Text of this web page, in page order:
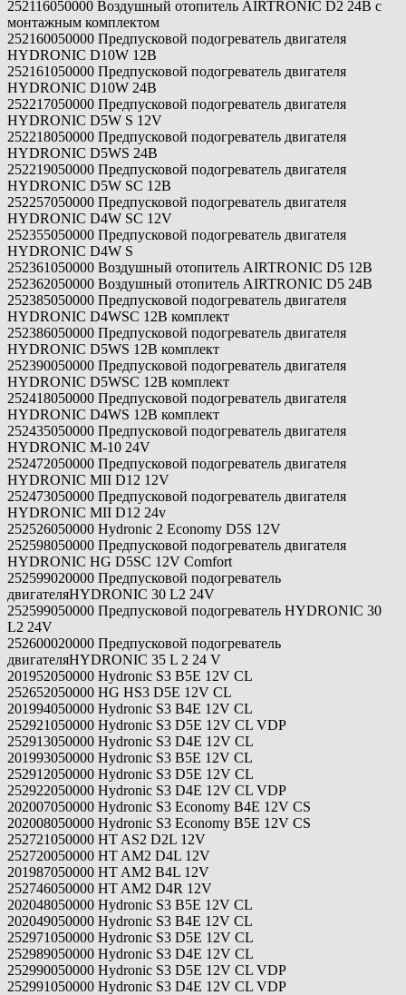
252116050000 Воздушный отопитель AIRTRONIC D2 24В с
монтажным комплектом
252160050000 Предпусковой подогреватель двигателя
HYDRONIC D10W 12В
252161050000 Предпусковой подогреватель двигателя
HYDRONIC D10W 24В
252217050000 Предпусковой подогреватель двигателя
HYDRONIC D5W S 12V
252218050000 Предпусковой подогреватель двигателя
HYDRONIC D5WS 24B
252219050000 Предпусковой подогреватель двигателя
HYDRONIC D5W SC 12B
252257050000 Предпусковой подогреватель двигателя
HYDRONIC D4W SC 12V
252355050000 Предпусковой подогреватель двигателя
HYDRONIC D4W S
252361050000 Воздушный отопитель AIRTRONIC D5 12B
252362050000 Воздушный отопитель AIRTRONIC D5 24В
252385050000 Предпусковой подогреватель двигателя
HYDRONIC D4WSC 12В комплект
252386050000 Предпусковой подогреватель двигателя
HYDRONIC D5WS 12В комплект
252390050000 Предпусковой подогреватель двигателя
HYDRONIC D5WSC 12В комплект
252418050000 Предпусковой подогреватель двигателя
HYDRONIC D4WS 12В комплект
252435050000 Предпусковой подогреватель двигателя
HYDRONIC M-10 24V
252472050000 Предпусковой подогреватель двигателя
HYDRONIC МII D12 12V
252473050000 Предпусковой подогреватель двигателя
HYDRONIC МII D12 24v
252526050000 Hydronic 2 Economy D5S 12V
252598050000 Предпусковой подогреватель двигателя
HYDRONIC HG D5SC 12V Comfort
252599020000 Предпусковой подогреватель
двигателяHYDRONIC 30 L2 24V
252599050000 Предпусковой подогреватель HYDRONIC 30
L2 24V
252600020000 Предпусковой подогреватель
двигателяHYDRONIC 35 L 2 24 V
201952050000 Hydronic S3 B5E 12V CL
252652050000 HG HS3 D5E 12V CL
201994050000 Hydronic S3 B4E 12V CL
252921050000 Hydronic S3 D5E 12V CL VDP
252913050000 Hydronic S3 D4E 12V CL
201993050000 Hydronic S3 B5E 12V CL
252912050000 Hydronic S3 D5E 12V CL
252922050000 Hydronic S3 D4E 12V CL VDP
202007050000 Hydronic S3 Economy B4E 12V CS
202008050000 Hydronic S3 Economy B5E 12V CS
252721050000 HT AS2 D2L 12V
252720050000 HT AM2 D4L 12V
201987050000 HT AM2 B4L 12V
252746050000 HT AM2 D4R 12V
202048050000 Hydronic S3 B5E 12V CL
202049050000 Hydronic S3 B4E 12V CL
252971050000 Hydronic S3 D5E 12V CL
252989050000 Hydronic S3 D4E 12V CL
252990050000 Hydronic S3 D5E 12V CL VDP
252991050000 Hydronic S3 D4E 12V CL VDP